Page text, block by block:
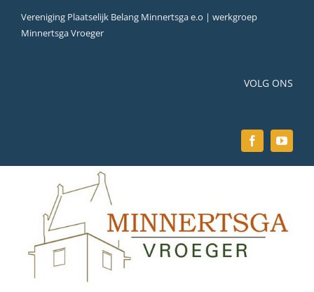
naar
Vereniging Plaatselijk Belang Minnertsga e.o | werkgroep
Minnertsga Vroeger
VOLG ONS